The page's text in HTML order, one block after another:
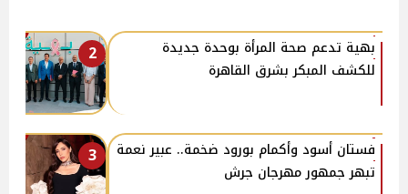
2
بهية تدعم صحة المرأة بوحدة جديدة
للكشف المبكر بشرق القاهرة
3
فستان أسود وأكمام بورود ضخمة.. عبير نعمة
تبهر جمهور مهرجان جرش